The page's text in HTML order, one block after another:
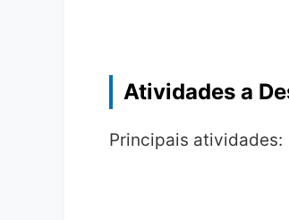
Atividades a
Principais atividades: